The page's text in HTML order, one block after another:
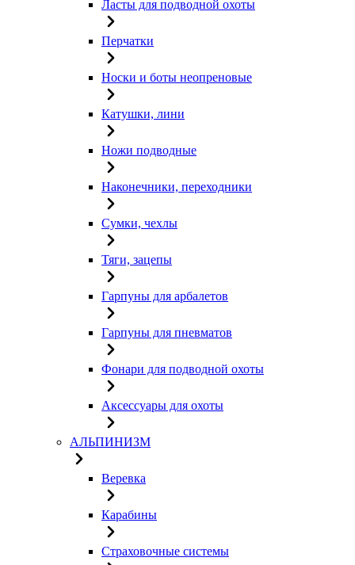
Ласты для подводной охоты
Перчатки
Носки и боты неопреновые
Катушки, лини
Ножи подводные
Наконечники, переходники
Сумки, чехлы
Тяги, зацепы
Гарпуны для арбалетов
Гарпуны для пневматов
Фонари для подводной охоты
Аксессуары для охоты
АЛЬПИНИЗМ
Веревка
Карабины
Страховочные системы